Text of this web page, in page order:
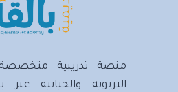
منصة تدريبية
التربوية والحياتية عبر